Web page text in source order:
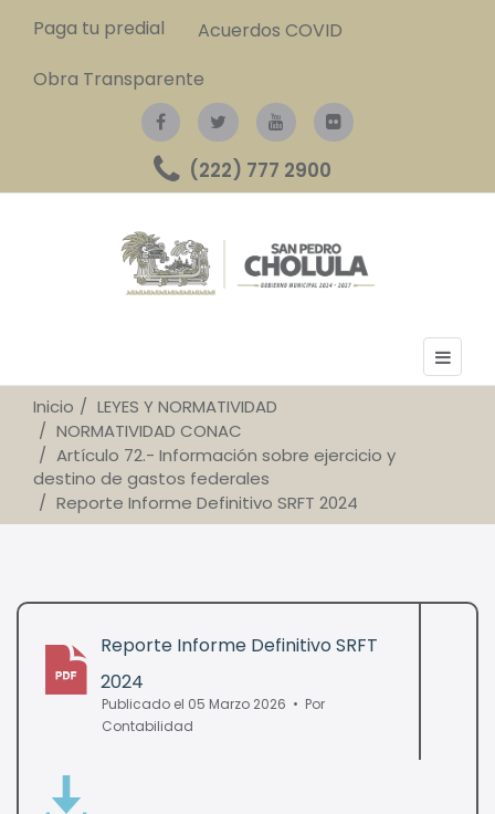
Paga tu predial
Acuerdos COVID
Obra Transparente
(222) 777 2900
Inicio
LEYES Y NORMATIVIDAD
NORMATIVIDAD CONAC
Artículo 72.- Información sobre ejercicio y
destino de gastos federales
Reporte Informe Definitivo SRFT 2024
pdf
Reporte Informe Definitivo SRFT
2024
Publicado el 05 Marzo 2026
Por
Contabilidad